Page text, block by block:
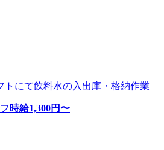
にて飲料水の入出庫・格納作業
時給1,300円〜